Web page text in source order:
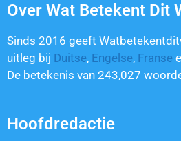
Over Wat Betekent Dit
Sinds 2016 geeft
uitleg bij Duitse, Engelse, Franse
De betekenis van 243,027
Hoofdredactie